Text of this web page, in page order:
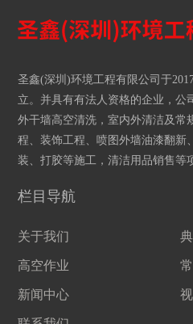
圣鑫(深圳)环境工程有限公司于
立。并具有有法人资格的企业，公
外干墙高空清洗，室内外清洁及常
程、装饰工程、喷图外墙油漆翻新
装、打胶等施工，清洁用品销售等
栏目导航
关于我们
高空作业
新闻中心